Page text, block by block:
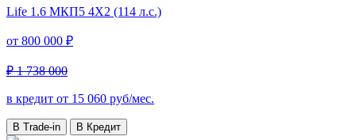
Life 1.6 МКП5 4Х2 (114 л.с.)
от 800 000 ₽
₽ 1 738 000
в кредит от 15 060 руб/мес.
В Trade-in В Кредит